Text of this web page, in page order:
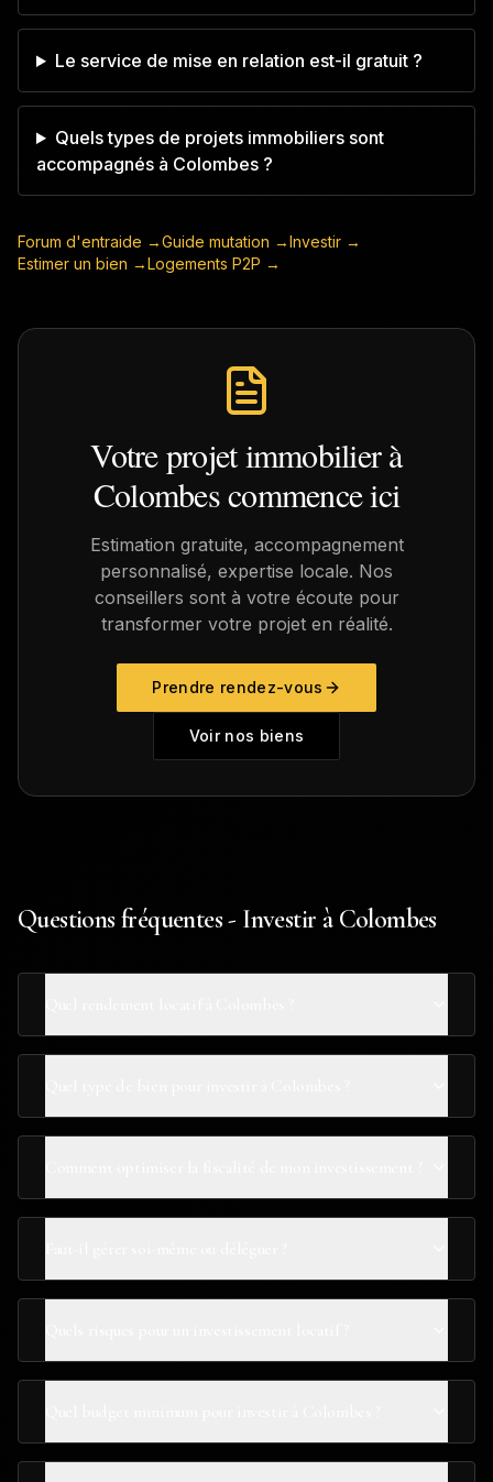
Le service de mise en relation est-il gratuit ?
Quels types de projets immobiliers sont
accompagnés à Colombes ?
Forum d'entraide →Guide mutation →Investir →
Estimer un bien →Logements P2P →
Votre projet immobilier à
Colombescommence ici
Estimation gratuite, accompagnement
personnalisé, expertise locale. Nos
conseillers sont à votre écoute pour
transformer votre projet en réalité.
Prendre rendez-vous
Voir nos biens
Questions fréquentes - Investir à Colombes